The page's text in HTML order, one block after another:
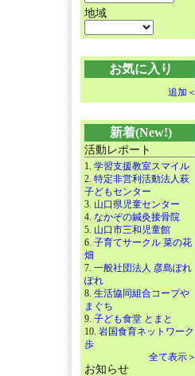
地域
お気に入り
追加＜
新着(New!)
活動レポート
1. 学習支援教室スマイル
2. 特定非営利活動法人萩
子どもセンター
3. 山口県児童センター
4. なかぞの鍼灸接骨院
5. 山口市三和児童館
6. 子育てサークル 菜の花
畑
7. 一般社団法人 彦島ぽれ
ぽれ
8. 生活協同組合コープや
まぐち
9. 子ども食堂 とまと
10. 岩国食育ネットワーク
歩
全て表示＞
お知らせ